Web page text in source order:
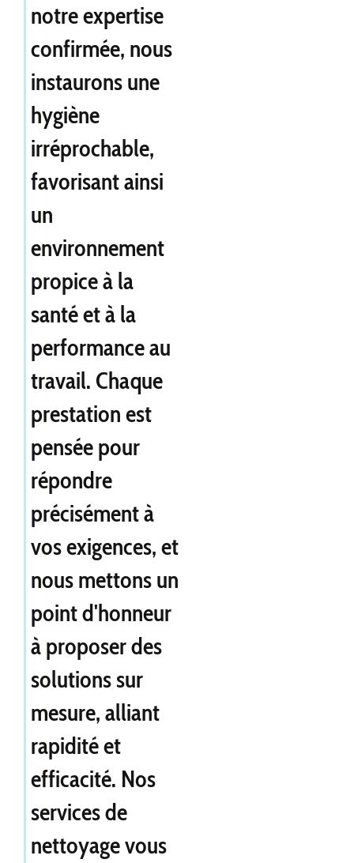
notre expertise
confirmée, nous
instaurons une
hygiène
irréprochable,
favorisant ainsi
un
environnement
propice à la
santé et à la
performance au
travail. Chaque
prestation est
pensée pour
répondre
précisément à
vos exigences, et
nous mettons un
point d'honneur
à proposer des
solutions sur
mesure, alliant
rapidité et
efficacité. Nos
services de
nettoyage vous